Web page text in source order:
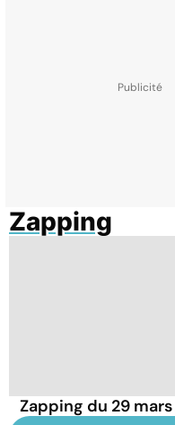
Zapping
Zapping du 29 mars